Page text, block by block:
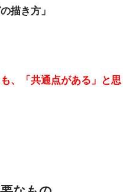
描き方」
、「共通点がある」と思